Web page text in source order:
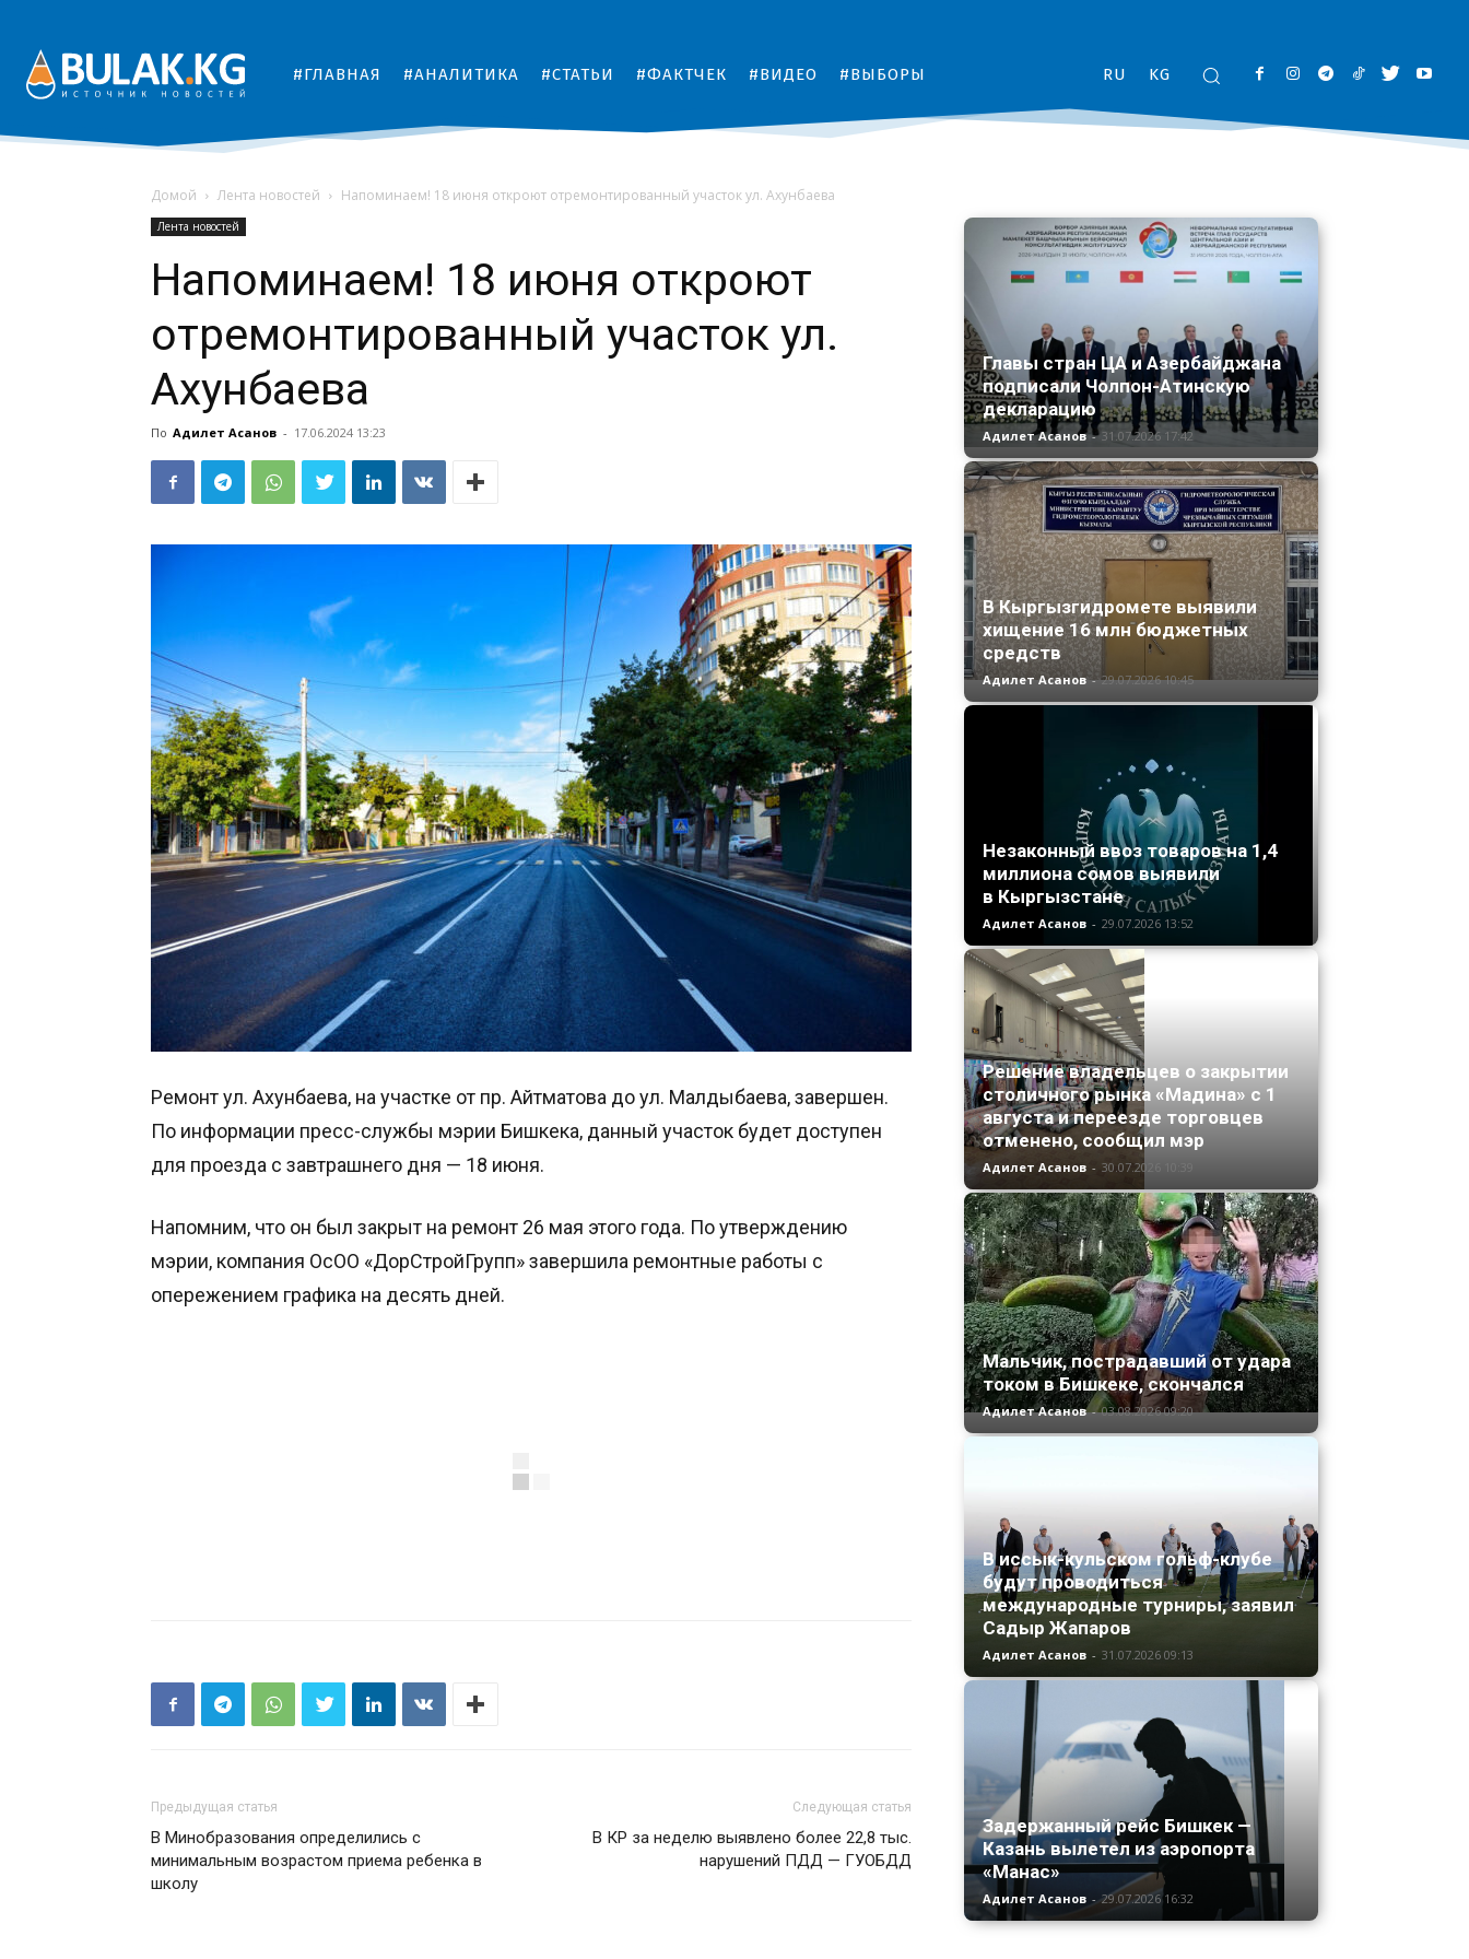
#ГЛАВНАЯ #АНАЛИТИКА #СТАТЬИ #ФАКТЧЕК #ВИДЕО #ВЫБОРЫ RU KG
Домой Лента новостей Напоминаем! 18 июня откроют отремонтированный участок ул. Ахунбаева
Лента новостей
Напоминаем! 18 июня откроют
отремонтированный участок ул.
Ахунбаева
По Адилет Асанов - 17.06.2024 13:23
Ремонт ул. Ахунбаева, на участке от пр. Айтматова до ул. Малдыбаева, завершен.
По информации пресс-службы мэрии Бишкека, данный участок будет доступен
для проезда с завтрашнего дня — 18 июня.
Напомним, что он был закрыт на ремонт 26 мая этого года. По утверждению
мэрии, компания ОсОО «ДорСтройГрупп» завершила ремонтные работы с
опережением графика на десять дней.
Предыдущая статья
В Минобразования определились с
минимальным возрастом приема ребенка в
школу
Следующая статья
В КР за неделю выявлено более 22,8 тыс.
нарушений ПДД — ГУОБДД
Главы стран ЦА и Азербайджана
подписали Чолпон-Атинскую
декларацию
Адилет Асанов - 31.07.2026 17:42
В Кыргызгидромете выявили
хищение 16 млн бюджетных
средств
Адилет Асанов - 29.07.2026 10:45
Незаконный ввоз товаров на 1,4
миллиона сомов выявили
в Кыргызстане
Адилет Асанов - 29.07.2026 13:52
Решение владельцев о закрытии
столичного рынка «Мадина» с 1
августа и переезде торговцев
отменено, сообщил мэр
Адилет Асанов - 30.07.2026 10:39
Мальчик, пострадавший от удара
током в Бишкеке, скончался
Адилет Асанов - 03.08.2026 09:20
В иссык-кульском гольф-клубе
будут проводиться
международные турниры, заявил
Садыр Жапаров
Адилет Асанов - 31.07.2026 09:13
Задержанный рейс Бишкек —
Казань вылетел из аэропорта
«Манас»
Адилет Асанов - 29.07.2026 16:32